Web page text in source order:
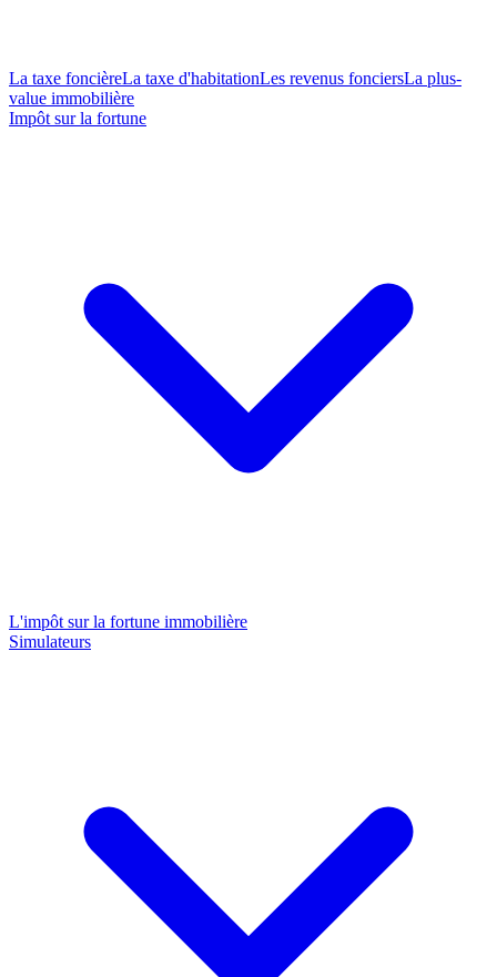
La taxe foncièreLa taxe d'habitationLes revenus fonciersLa plus-
value immobilière
Impôt sur la fortune
L'impôt sur la fortune immobilière
Simulateurs